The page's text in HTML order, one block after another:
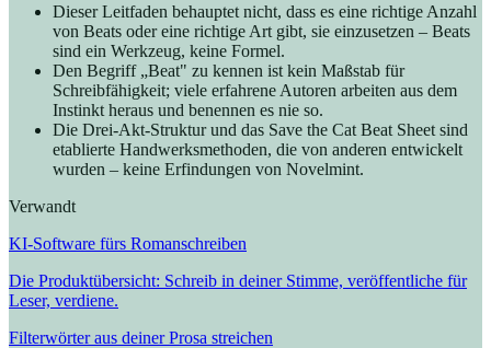
Dieser Leitfaden behauptet nicht, dass es eine richtige Anzahl
von Beats oder eine richtige Art gibt, sie einzusetzen – Beats
sind ein Werkzeug, keine Formel.
Den Begriff „Beat" zu kennen ist kein Maßstab für
Schreibfähigkeit; viele erfahrene Autoren arbeiten aus dem
Instinkt heraus und benennen es nie so.
Die Drei-Akt-Struktur und das Save the Cat Beat Sheet sind
etablierte Handwerksmethoden, die von anderen entwickelt
wurden – keine Erfindungen von Novelmint.
Verwandt
KI-Software fürs Romanschreiben
Die Produktübersicht: Schreib in deiner Stimme, veröffentliche für
Leser, verdiene.
Filterwörter aus deiner Prosa streichen